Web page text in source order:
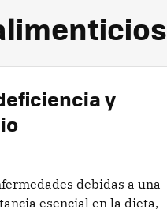
y
debidas a una
esencial en la dieta,